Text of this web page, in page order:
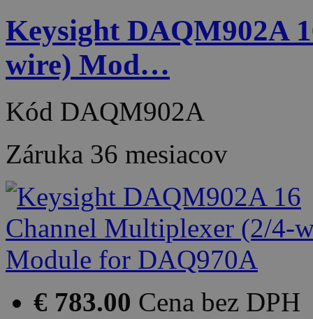
Keysight DAQM902A
wire) Mod…
Kód DAQM902A
Záruka 36 mesiacov
€ 783.00 Cena bez DPH